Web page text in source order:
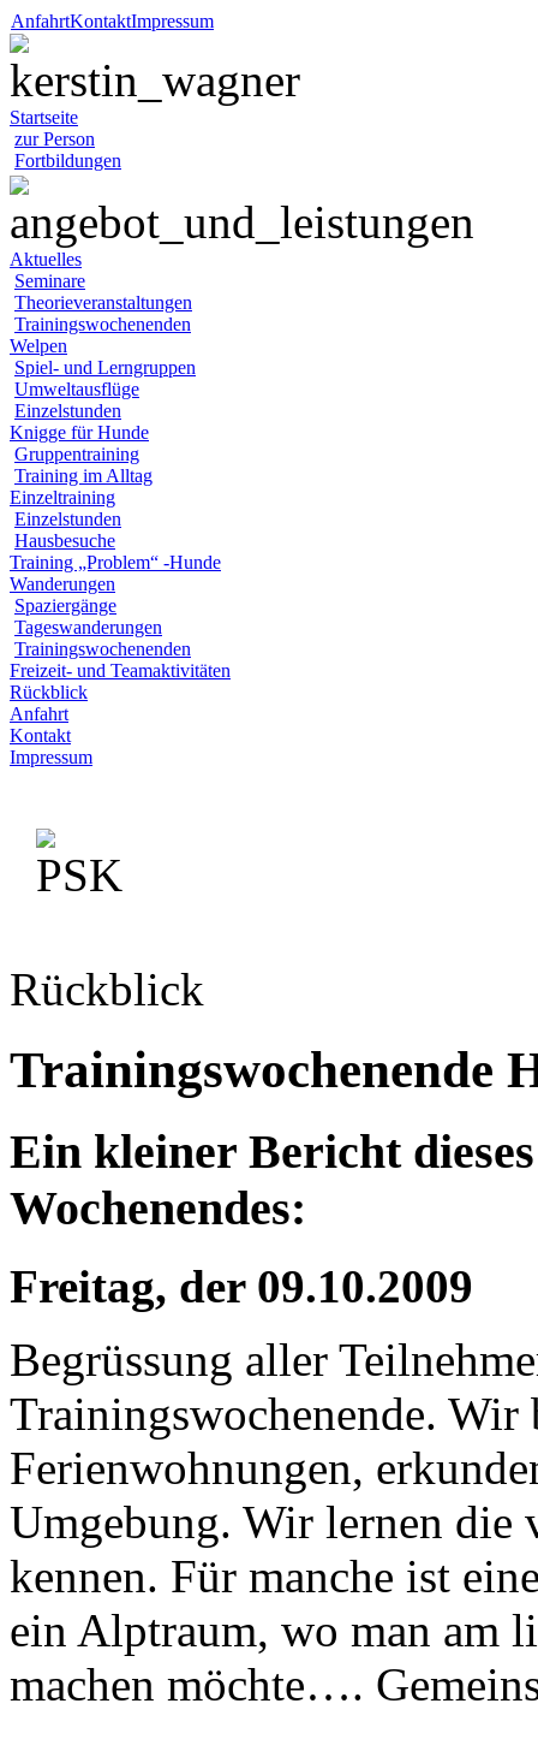
AnfahrtKontaktImpressum
Startseite
zur Person
Fortbildungen
Aktuelles
Seminare
Theorieveranstaltungen
Trainingswochenenden
Welpen
Spiel- und Lerngruppen
Umweltausflüge
Einzelstunden
Knigge für Hunde
Gruppentraining
Training im Alltag
Einzeltraining
Einzelstunden
Hausbesuche
Training „Problem“ -Hunde
Wanderungen
Spaziergänge
Tageswanderungen
Trainingswochenenden
Freizeit- und Teamaktivitäten
Rückblick
Anfahrt
Kontakt
Impressum
Rückblick
Trainingswochenende
Ein kleiner Bericht
Wochenendes:
Freitag, der 09.10.2009
Begrüssung aller
Trainingswochenende. Wir
Ferienwohnungen,
Umgebung. Wir lernen die
kennen. Für manche ist
ein Alptraum, wo man am
machen möchte….